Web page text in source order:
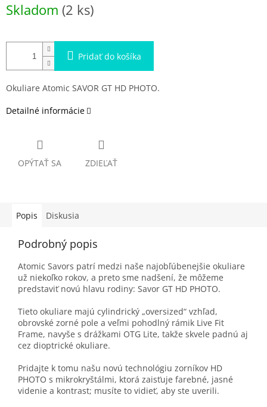
cena:
Skladom (2 ks)
Pridať do košíka
Okuliare Atomic SAVOR GT HD PHOTO.
Detailné informácie
OPÝTAŤ SA ZDIEĽAŤ
Popis Diskusia
Podrobný popis
Atomic Savors patrí medzi naše najobľúbenejšie okuliare
už niekoľko rokov, a preto sme nadšení, že môžeme
predstaviť novú hlavu rodiny: Savor GT HD PHOTO.
Tieto okuliare majú cylindrický „oversized“ vzhľad,
obrovské zorné pole a veľmi pohodlný rámik Live Fit
Frame, navyše s drážkami OTG Lite, takže skvele padnú aj
cez dioptrické okuliare.
Pridajte k tomu našu novú technológiu zorníkov HD
PHOTO s mikrokryštálmi, ktorá zaisťuje farebné, jasné
videnie a kontrast; musíte to vidieť, aby ste uverili.